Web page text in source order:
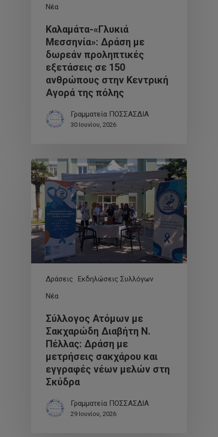
Νέα
Καλαμάτα-«Γλυκιά
Μεσσηνία»: Δράση με
δωρεάν προληπτικές
εξετάσεις σε 150
ανθρώπους στην Κεντρική
Αγορά της πόλης
Γραμματεία ΠΟΣΣΑΣΔΙΑ
30 Ιουνίου, 2026
Δράσεις
Εκδηλώσεις Συλλόγων
Νέα
Σύλλογος Ατόμων με
Σακχαρώδη Διαβήτη Ν.
Πέλλας: Δράση με
μετρήσεις σακχάρου και
εγγραφές νέων μελών στη
Σκύδρα
Γραμματεία ΠΟΣΣΑΣΔΙΑ
29 Ιουνίου, 2026